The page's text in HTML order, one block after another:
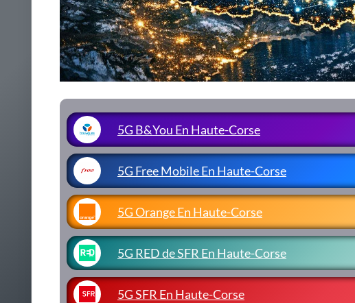
5G B&You En Haute-Corse
5G Free Mobile En Haute-Corse
5G Orange En Haute-Corse
5G RED de SFR En Haute-Corse
5G SFR En Haute-Corse